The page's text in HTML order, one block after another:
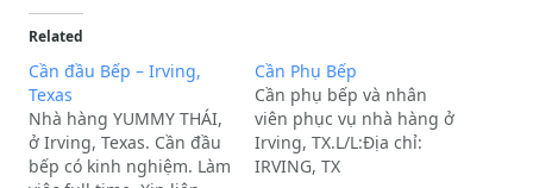
Related
Cần đầu Bếp – Irving,
Texas
Nhà hàng YUMMY THÁI,
ở Irving, Texas. Cần đầu
bếp có kinh nghiệm. Làm
Cần Phụ Bếp
Cần phụ bếp và nhân
viên phục vụ nhà hàng ở
Irving, TX.L/L:Địa chỉ:
IRVING, TX